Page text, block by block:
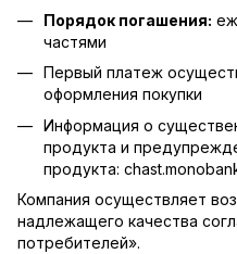
Порядок погашения:
частями
Первый платеж
оформления покупки
Информация о
продукта и
продукта:
Компания осуществляет
надлежащего качества
потребителей».